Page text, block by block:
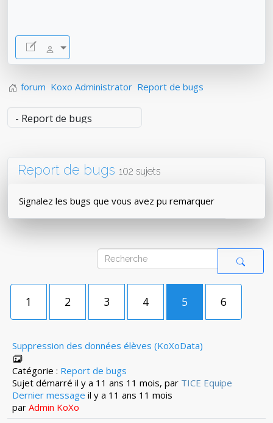
forum Koxo Administrator Report de bugs
Report de bugs 102 sujets
Signalez les bugs que vous avez pu remarquer
1 2 3 4 5 6
Suppression des données élèves (KoXoData)
Catégorie : Report de bugs
Sujet démarré il y a 11 ans 11 mois, par TICE Equipe
Dernier message il y a 11 ans 11 mois
par Admin KoXo